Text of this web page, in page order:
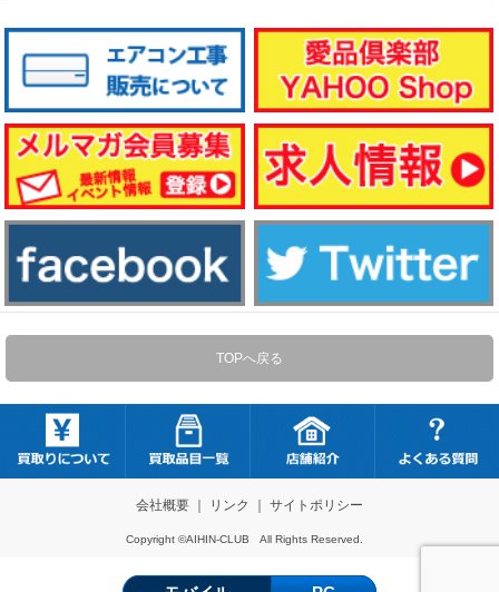
TOPへ戻る
会社概要｜ リンク ｜ サイトポリシー
Copyright ©AIHIN-CLUB All Rights Reserved.